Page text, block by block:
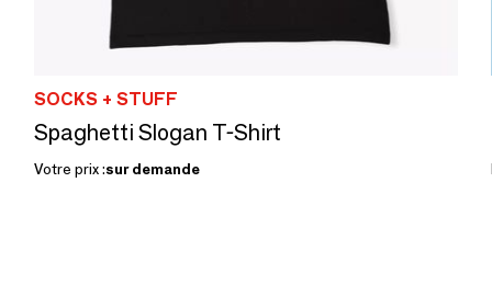
SOCKS + STUFF
Spaghetti Slogan T-Shirt
Votre prix :sur demande